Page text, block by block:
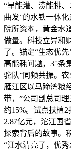
“旱能灌、涝能排
曲发”的水铁一体
院所资本，黄金水
做量。科技立异和
了。锚定“生态优
高能耗问题，35条
驼队”同频共振。
雁江区以马蹄湾粮
带，”公司副总司
约15%。试点扶植
2.87亿元，沱江国
探索背后的故事。
“江水清亮了，优秀